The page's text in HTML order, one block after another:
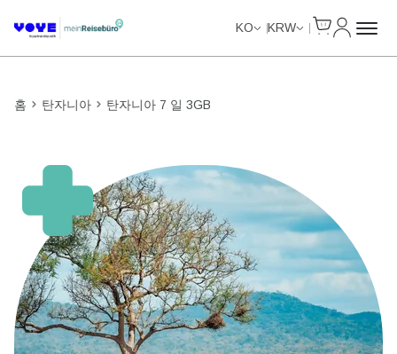
KO KRW
홈 탄자니아 탄자니아 7 일 3GB